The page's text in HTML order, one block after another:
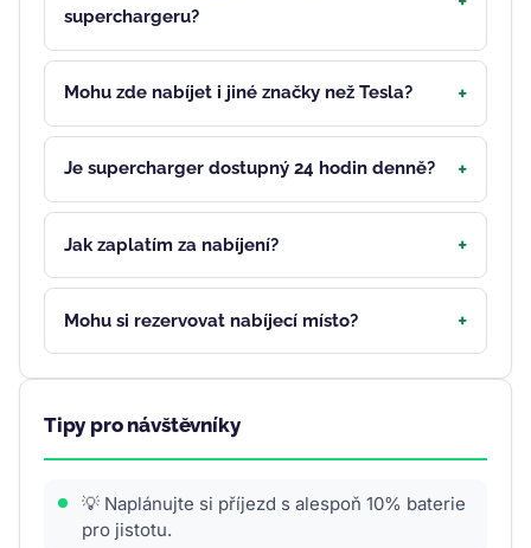
superchargeru?
Mohu zde nabíjet i jiné značky než Tesla?
Je supercharger dostupný 24 hodin denně?
Jak zaplatím za nabíjení?
Mohu si rezervovat nabíjecí místo?
Tipy pro návštěvníky
💡 Naplánujte si příjezd s alespoň 10% baterie
pro jistotu.